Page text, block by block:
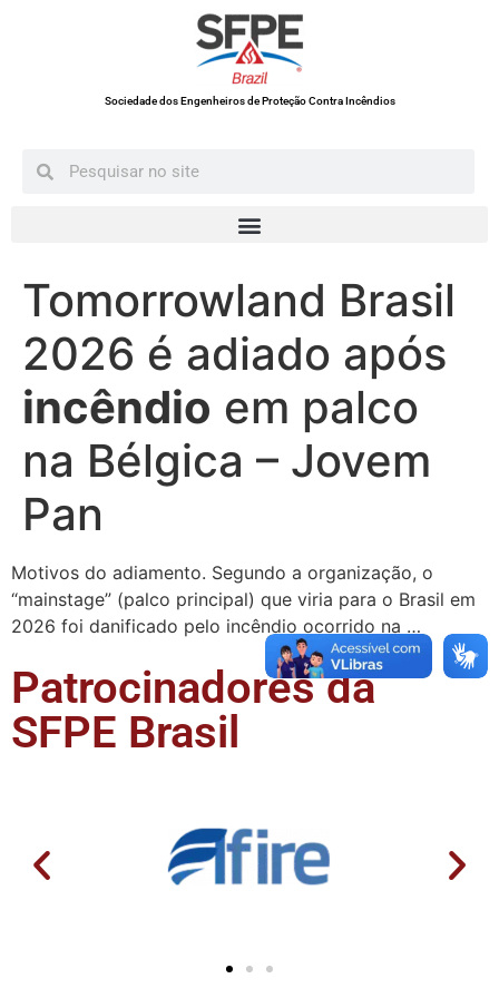
Sociedade dos Engenheiros de Proteção Contra Incêndios
Tomorrowland Brasil
2026 é adiado após
incêndio em palco
na Bélgica – Jovem
Pan
Motivos do adiamento. Segundo a organização, o
“mainstage” (palco principal) que viria para o Brasil em
2026 foi danificado pelo incêndio ocorrido na …
Patrocinadores da
SFPE Brasil